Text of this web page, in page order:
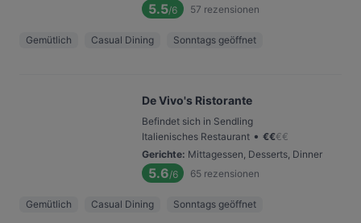
5.5/6 57 rezensionen
Gemütlich Casual Dining Sonntags geöffnet
De Vivo's Ristorante
Befindet sich in Sendling
Italienisches Restaurant • €€€€
Gerichte: Mittagessen, Desserts, Dinner
5.6/6 65 rezensionen
Gemütlich Casual Dining Sonntags geöffnet